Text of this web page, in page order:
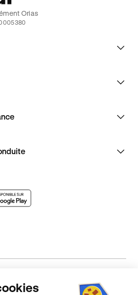
Orias
CGU Politique de confidentialité